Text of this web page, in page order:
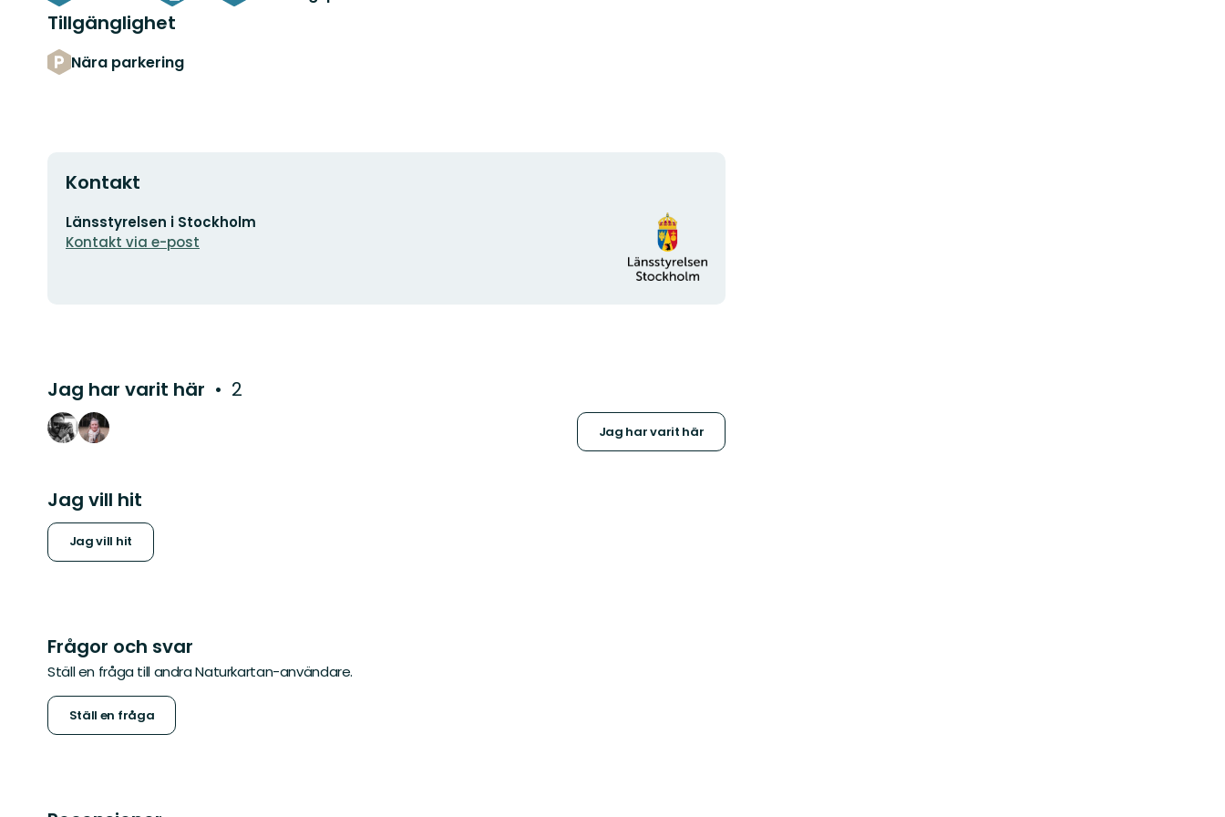
Tillgänglighet
Nära parkering
Kontakt
E-
postadress
Länsstyrelsen i Stockholm
Kontakt via e-post
Organisationens
logotyp
Jag har varit här 2
Jag har varit här
Jag vill hit
Jag vill hit
Frågor och svar
Ställ en fråga till andra Naturkartan-användare.
Ställ en fråga